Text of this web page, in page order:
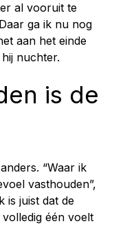
al vooruit te
ga ik nu nog
aan het einde
nuchter.
is de
“Waar ik
vasthouden”,
is juist dat de
één voelt